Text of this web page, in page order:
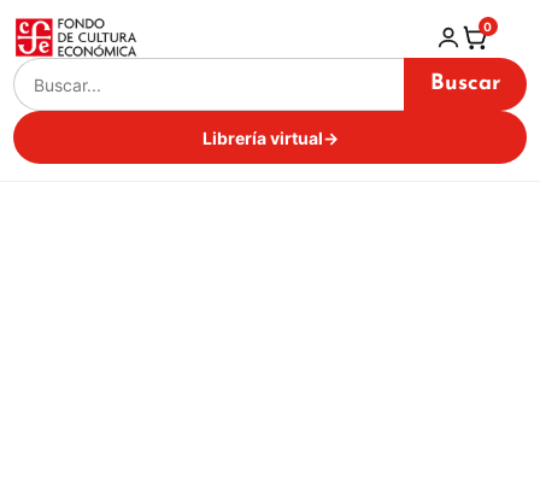
Buscar
Librería virtual→
0